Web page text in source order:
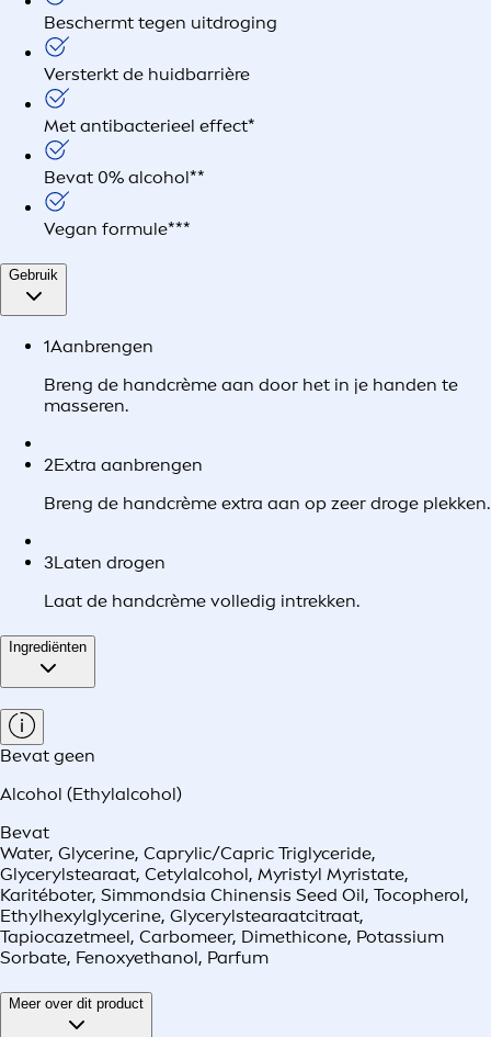
Beschermt tegen uitdroging
Versterkt de huidbarrière
Met antibacterieel effect*
Bevat 0% alcohol**
Vegan formule***
Gebruik
1Aanbrengen
Breng de handcrème aan door het in je handen te
masseren.
2Extra aanbrengen
Breng de handcrème extra aan op zeer droge plekken.
3Laten drogen
Laat de handcrème volledig intrekken.
Ingrediënten
Bevat geen
Alcohol (Ethylalcohol)
Bevat
Water, Glycerine, Caprylic/Capric Triglyceride,
Glycerylstearaat, Cetylalcohol, Myristyl Myristate,
Karitéboter, Simmondsia Chinensis Seed Oil, Tocopherol,
Ethylhexylglycerine, Glycerylstearaatcitraat,
Tapiocazetmeel, Carbomeer, Dimethicone, Potassium
Sorbate, Fenoxyethanol, Parfum
Meer over dit product